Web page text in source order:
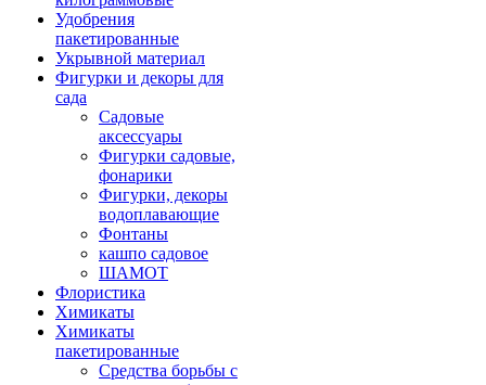
Удобрения
пакетированные
Укрывной материал
Фигурки и декоры для
сада
Садовые
аксессуары
Фигурки садовые,
фонарики
Фигурки, декоры
водоплавающие
Фонтаны
кашпо садовое
ШАМОТ
Флористика
Химикаты
Химикаты
пакетированные
Средства борьбы с